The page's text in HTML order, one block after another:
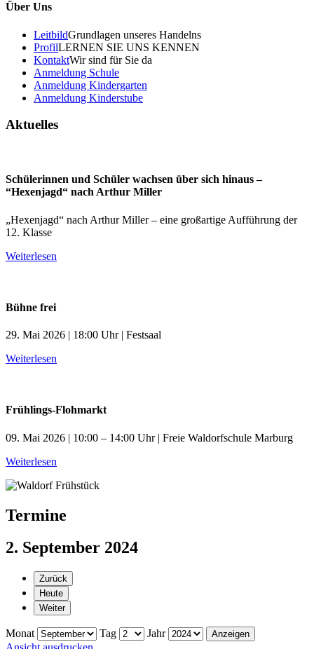
Über Uns
LeitbildGrundlagen unseres Handelns
ProfilLERNEN SIE UNS KENNEN
KontaktWir sind für Sie da
Anmeldung Schule
Anmeldung Kindergarten
Anmeldung Kinderstube
Aktuelles
Schülerinnen und Schüler wachsen über sich hinaus –
“Hexenjagd“ nach Arthur Miller
„Hexenjagd“ nach Arthur Miller – eine großartige Aufführung der
12. Klasse
Weiterlesen
Bühne frei
29. Mai 2026 | 18:00 Uhr | Festsaal
Weiterlesen
Frühlings-Flohmarkt
09. Mai 2026 | 10:00 – 14:00 Uhr | Freie Waldorfschule Marburg
Weiterlesen
Termine
2. September 2024
Zurück
Heute
Weiter
Monat Tag
Jahr